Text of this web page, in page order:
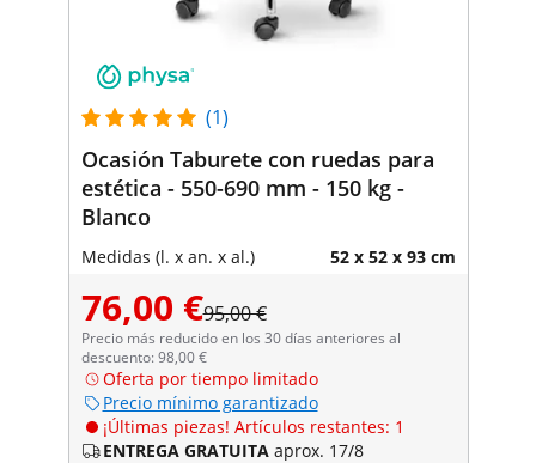
(1)
Ocasión Taburete con ruedas para
estética - 550-690 mm - 150 kg -
Blanco
Medidas (l. x an. x al.) 52 x 52 x 93 cm
76,00 €95,00 €
Precio más reducido en los 30 días anteriores al
descuento: 98,00 €
Oferta por tiempo limitado
Precio mínimo garantizado
¡Últimas piezas! Artículos restantes: 1
ENTREGA GRATUITA aprox. 17/8